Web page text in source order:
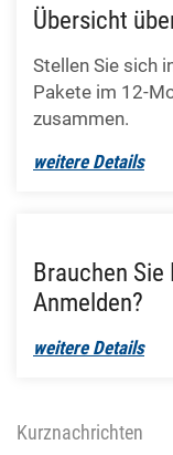
Übersicht
Stellen Sie sich
Pakete im 12-
zusammen.
weitere Details
Brauchen
Anmelden?
weitere Details
Kurznachrichten